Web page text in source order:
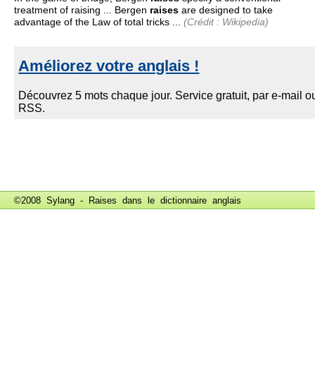
treatment of raising ... Bergen raises are designed to take
advantage of the Law of total tricks ...
(Crédit : Wikipedia)
©2008 Sylang - Raises dans le dictionnaire anglais